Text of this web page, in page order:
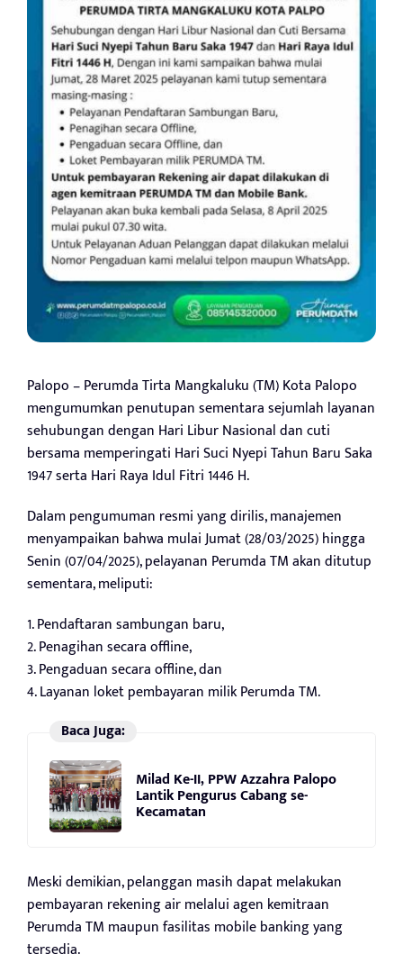
Palopo – Perumda Tirta Mangkaluku (TM) Kota Palopo
mengumumkan penutupan sementara sejumlah layanan
sehubungan dengan Hari Libur Nasional dan cuti
bersama memperingati Hari Suci Nyepi Tahun Baru Saka
1947 serta Hari Raya Idul Fitri 1446 H.
Dalam pengumuman resmi yang dirilis, manajemen
menyampaikan bahwa mulai Jumat (28/03/2025) hingga
Senin (07/04/2025), pelayanan Perumda TM akan ditutup
sementara, meliputi:
1. Pendaftaran sambungan baru,
2. Penagihan secara offline,
3. Pengaduan secara offline, dan
4. Layanan loket pembayaran milik Perumda TM.
Baca Juga:
Milad Ke-II, PPW Azzahra Palopo
Lantik Pengurus Cabang se-
Kecamatan
Meski demikian, pelanggan masih dapat melakukan
pembayaran rekening air melalui agen kemitraan
Perumda TM maupun fasilitas mobile banking yang
tersedia.